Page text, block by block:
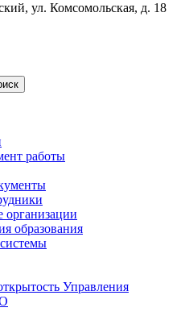
ул. Комсомольская, д. 18
работы
организации
образования
Управления